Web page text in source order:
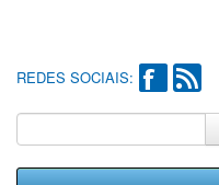
REDES SOCIAIS: